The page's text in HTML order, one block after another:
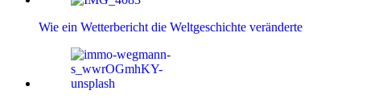
Wie ein Wetterbericht die Weltgeschichte veränderte